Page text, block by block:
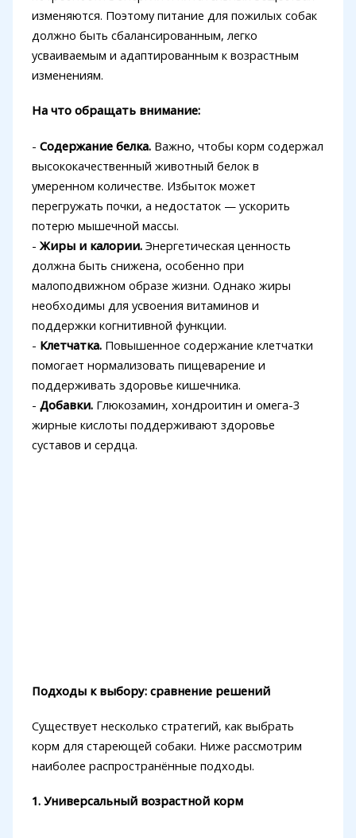
изменяются. Поэтому питание для пожилых собак
должно быть сбалансированным, легко
усваиваемым и адаптированным к возрастным
изменениям.
На что обращать внимание:
- Содержание белка.Важно, чтобы корм содержал
высококачественный животный белок в
умеренном количестве. Избыток может
перегружать почки, а недостаток — ускорить
потерю мышечной массы.
- Жиры и калории.Энергетическая ценность
должна быть снижена, особенно при
малоподвижном образе жизни. Однако жиры
необходимы для усвоения витаминов и
поддержки когнитивной функции.
- Клетчатка.Повышенное содержание клетчатки
помогает нормализовать пищеварение и
поддерживать здоровье кишечника.
- Добавки.Глюкозамин, хондроитин и омега-3
жирные кислоты поддерживают здоровье
суставов и сердца.
Подходы к выбору: сравнение решений
Существует несколько стратегий, как выбрать
корм для стареющей собаки. Ниже рассмотрим
наиболее распространённые подходы.
1. Универсальный возрастной корм